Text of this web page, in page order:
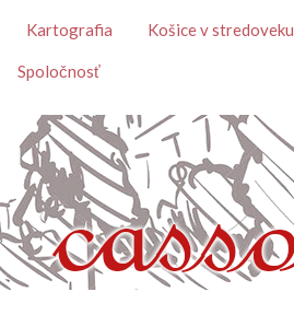
Kartografia Košice v stredoveku
Spoločnosť